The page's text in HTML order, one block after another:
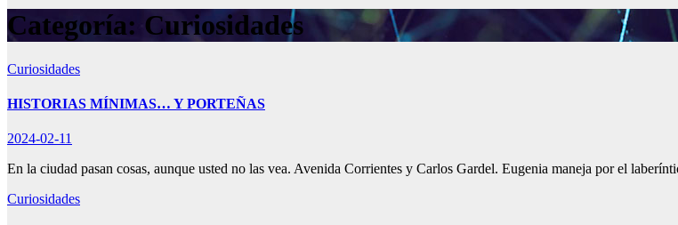
Categoría: Curiosidades
Curiosidades
HISTORIAS MÍNIMAS… Y PORTEÑAS
2024-02-11
En la ciudad pasan cosas, aunque usted no las vea. Avenida Corrientes y Carlos Gardel. Eugenia maneja por el
Curiosidades